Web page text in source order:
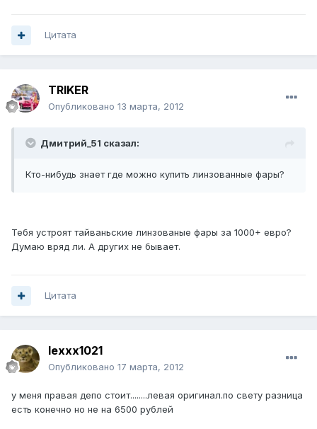
Цитата
TRIKER
Опубликовано 13 марта, 2012
Дмитрий_51 сказал:
Кто-нибудь знает где можно купить линзованные фары?
Тебя устроят тайваньские линзованые фары за 1000+ евро?
Думаю вряд ли. А других не бывает.
Цитата
lexxx1021
Опубликовано 17 марта, 2012
у меня правая депо стоит........левая оригинал.по свету разница
есть конечно но не на 6500 рублей